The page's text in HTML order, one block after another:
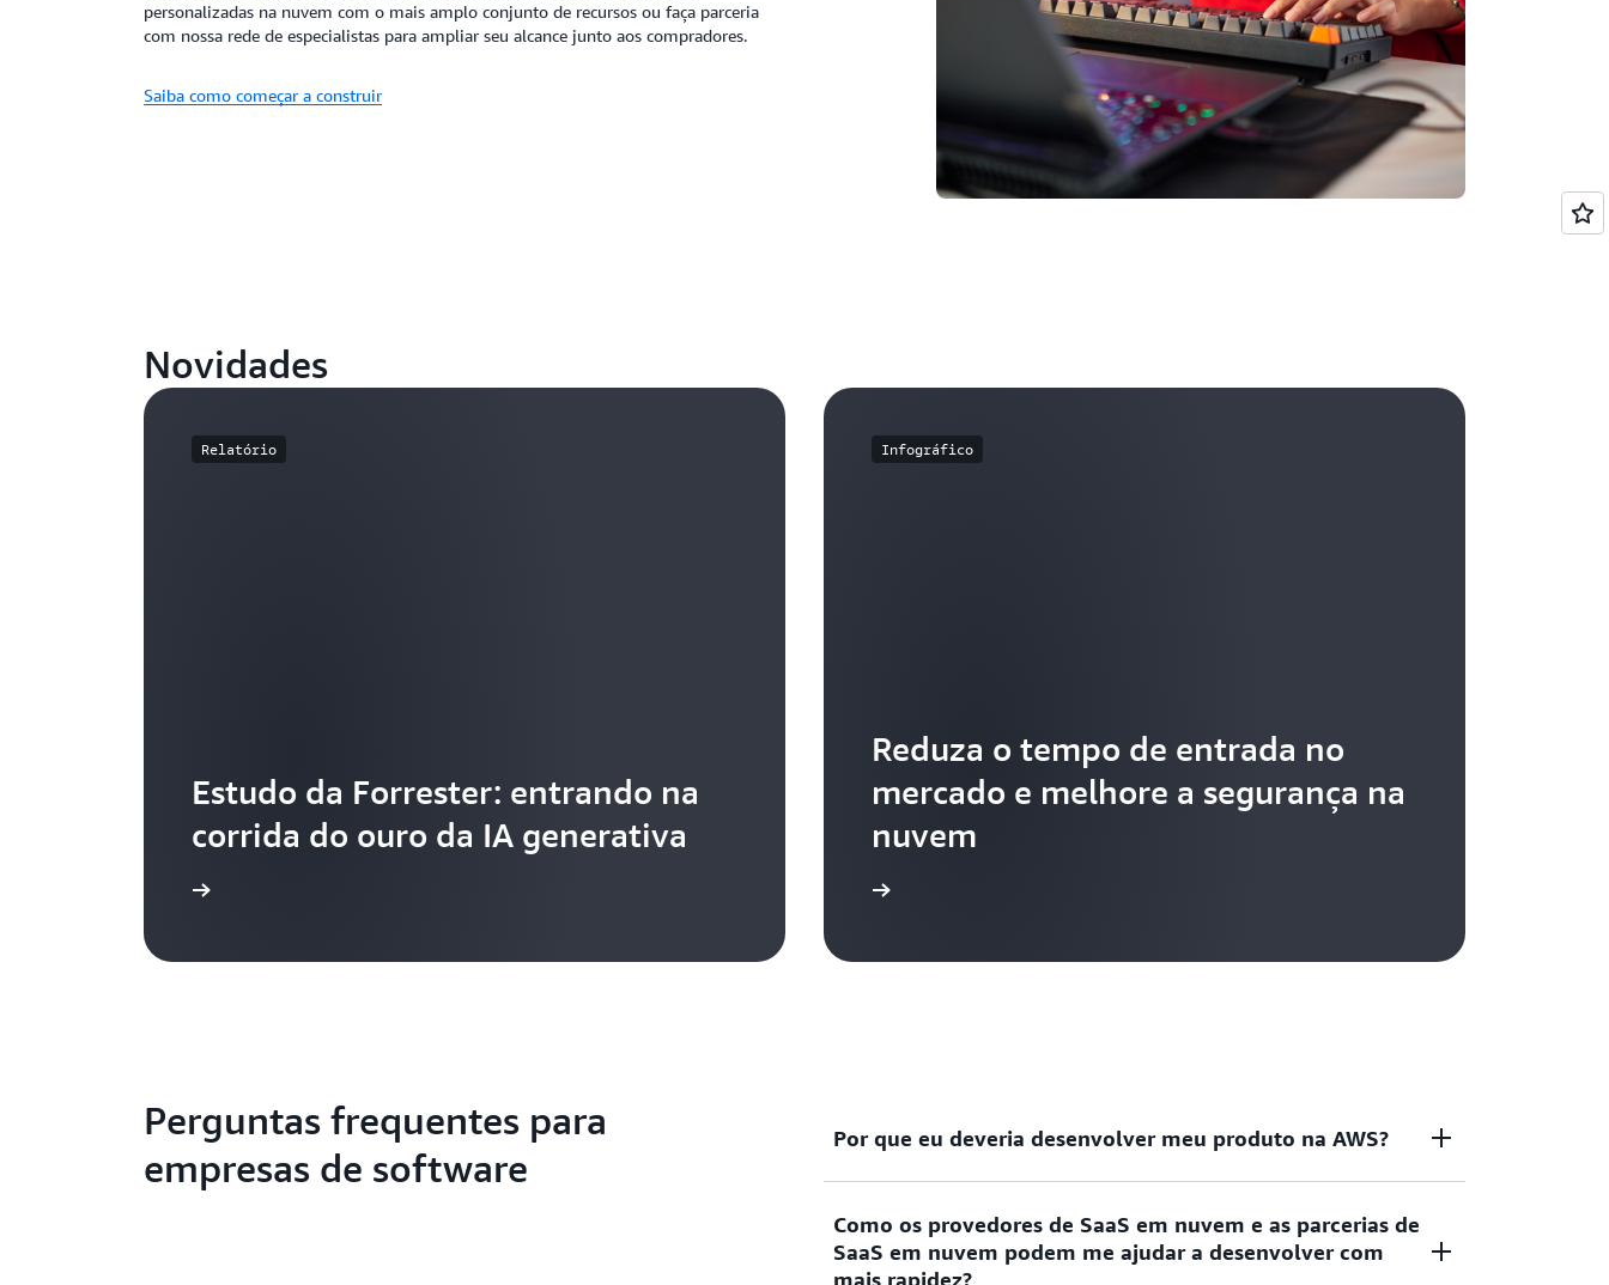
personalizadas na nuvem com o mais amplo conjunto de recursos ou faça parceria
com nossa rede de especialistas para ampliar seu alcance junto aos compradores.
Saiba como começar a construir
Novidades
Relatório
Estudo da Forrester: entrando na
corrida do ouro da IA generativa
Infográfico
Reduza o tempo de entrada no
mercado e melhore a segurança na
nuvem
Perguntas frequentes para
empresas de software
Por que eu deveria desenvolver meu produto na AWS?
As empresas de software que agem com rapidez são as vencedoras. A
AWS oferece o mais amplo conjunto de serviços em nuvem, mais de
Como os provedores de SaaS em nuvem e as parcerias de
SaaS em nuvem podem me ajudar a desenvolver com
mais rapidez?